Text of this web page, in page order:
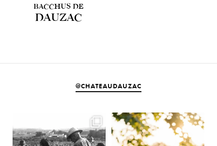
BACCHUS DE
DAUZAC
@CHATEAUDAUZAC